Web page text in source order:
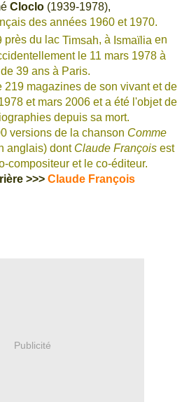
Cloclo(1939-1978),
des années 1960 et 1970.
près du lac Timsah, à Ismaïlia en
le 11 mars 1978 à
39 ans à Paris.
219 magazines de son vivant et de
et mars 2006 et a été l'objet de
depuis sa mort.
versions de la chanson Comme
anglais) dont Claude Françoisest
compositeur et le co-éditeur.
>>> Claude François
Publicité